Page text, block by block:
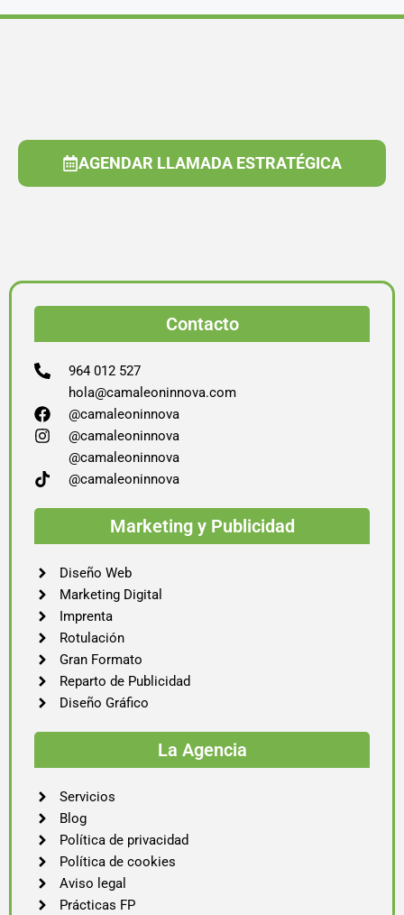
AGENDAR LLAMADA ESTRATÉGICA
Contacto
964 012 527
hola@camaleoninnova.com
@camaleoninnova
@camaleoninnova
@camaleoninnova
@camaleoninnova
Marketing y Publicidad
Diseño Web
Marketing Digital
Imprenta
Rotulación
Gran Formato
Reparto de Publicidad
Diseño Gráfico
La Agencia
Servicios
Blog
Política de privacidad
Política de cookies
Aviso legal
Prácticas FP